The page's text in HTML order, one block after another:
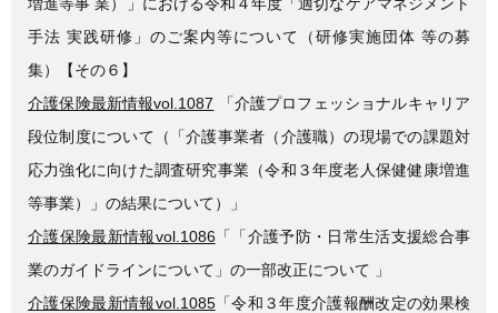
手法 実践研修」のご案内等について（研修実施団体 等の募
集）【その６】
介護保険最新情報vol.1087 「介護プロフェッショナルキャリア
段位制度について（「介護事業者（介護職）の現場での課題対
応力強化に向けた調査研究事業（令和３年度老人保健健康増進
等事業）」の結果について）」
介護保険最新情報vol.1086 「「介護予防・日常生活支援総合事
業のガイドラインについて」の一部改正について 」
介護保険最新情報vol.1085「令和３年度介護報酬改定の効果検